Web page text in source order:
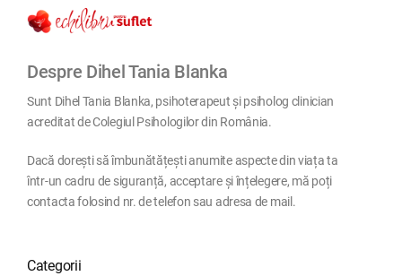
Despre Dihel Tania Blanka
Sunt Dihel Tania Blanka, psihoterapeut și psiholog clinician
acreditat de Colegiul Psihologilor din România.
Dacă dorești să îmbunătățești anumite aspecte din viața ta
într-un cadru de siguranță, acceptare și înțelegere, mă poți
contacta folosind nr. de telefon sau adresa de mail.
Categorii